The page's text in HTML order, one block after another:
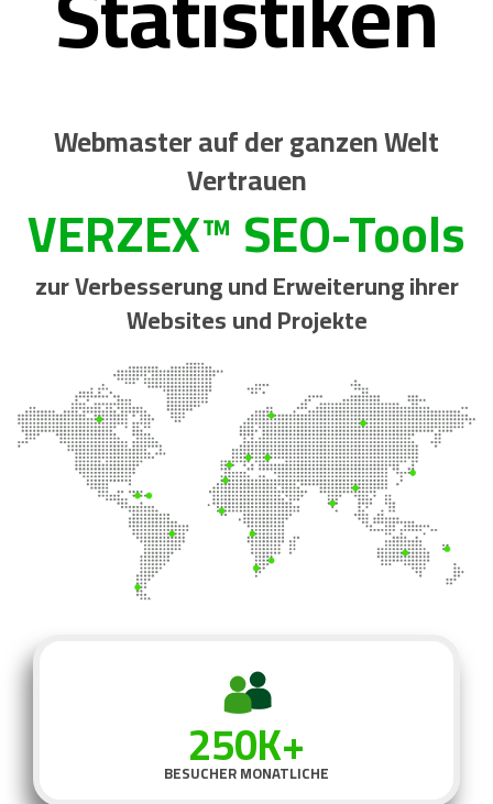
Webmaster auf der ganzen Welt
Vertrauen
VERZEX™ SEO-Tools
zur Verbesserung und Erweiterung ihrer
Websites und Projekte
250K+
BESUCHER MONATLICHE